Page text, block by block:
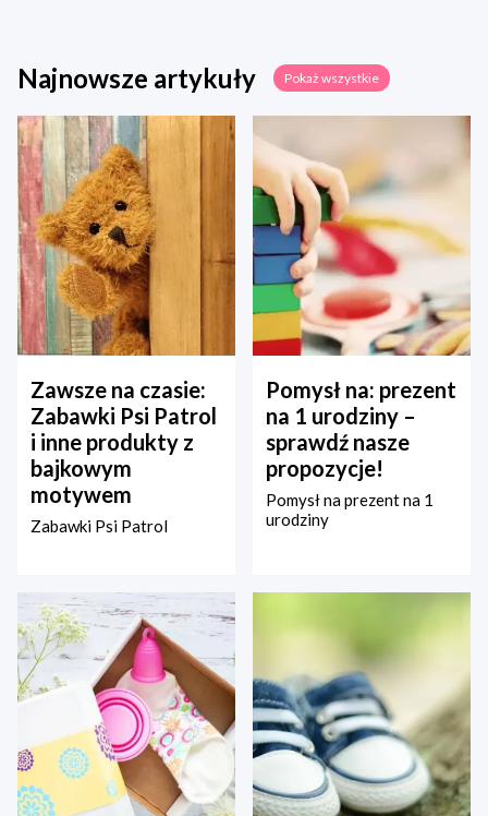
Najnowsze artykuły Pokaż wszystkie
Zawsze na czasie:
Zabawki Psi Patrol
i inne produkty z
bajkowym
motywem
Zabawki Psi Patrol
Pomysł na: prezent
na 1 urodziny –
sprawdź nasze
propozycje!
Pomysł na prezent na 1
urodziny